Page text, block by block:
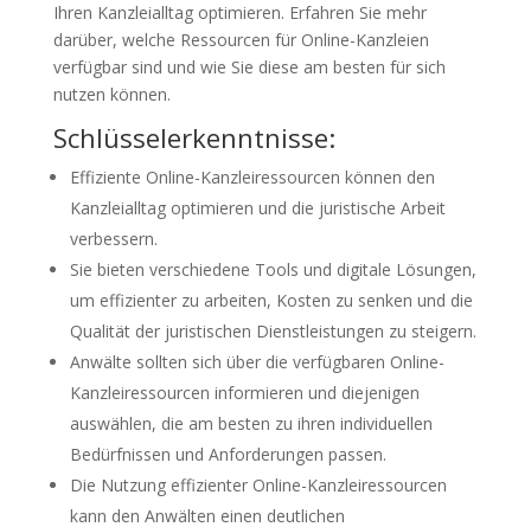
Ihren Kanzleialltag optimieren. Erfahren Sie mehr
darüber, welche Ressourcen für Online-Kanzleien
verfügbar sind und wie Sie diese am besten für sich
nutzen können.
Schlüsselerkenntnisse:
Effiziente Online-Kanzleiressourcen können den
Kanzleialltag optimieren und die juristische Arbeit
verbessern.
Sie bieten verschiedene Tools und digitale Lösungen,
um effizienter zu arbeiten, Kosten zu senken und die
Qualität der juristischen Dienstleistungen zu steigern.
Anwälte sollten sich über die verfügbaren Online-
Kanzleiressourcen informieren und diejenigen
auswählen, die am besten zu ihren individuellen
Bedürfnissen und Anforderungen passen.
Die Nutzung effizienter Online-Kanzleiressourcen
kann den Anwälten einen deutlichen